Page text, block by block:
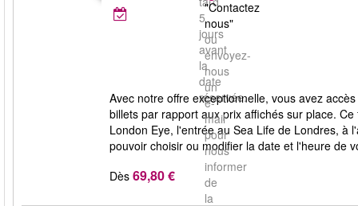
5
jours
avant
la
date
réservée.
"Contactez
nous"
ou
envoyez-
nous
un
e-
mail
pour
nous
informer
de
la
Avec notre offre exceptionnelle, vous avez
billets par rapport aux prix affichés sur place.
London Eye, l'entrée au Sea Life de Londres, à
pouvoir choisir ou modifier la date et l'heure de
Dès 69,80 €